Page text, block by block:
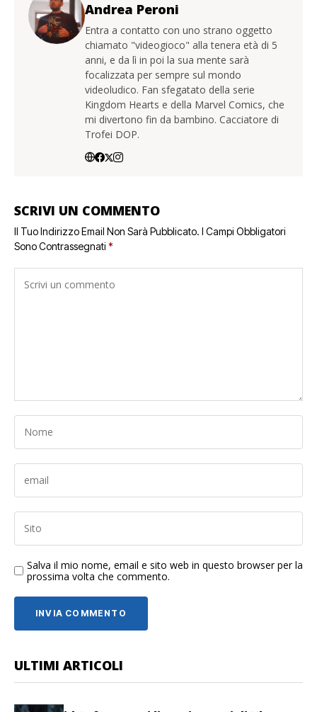
Andrea Peroni
Entra a contatto con uno strano oggetto
chiamato "videogioco" alla tenera età di 5
anni, e da lì in poi la sua mente sarà
focalizzata per sempre sul mondo
videoludico. Fan sfegatato della serie
Kingdom Hearts e della Marvel Comics, che
mi divertono fin da bambino. Cacciatore di
Trofei DOP.
SCRIVI UN COMMENTO
Il Tuo Indirizzo Email Non Sarà Pubblicato. I Campi Obbligatori
Sono Contrassegnati *
Salva il mio nome, email e sito web in questo browser per la
prossima volta che commento.
ULTIMI ARTICOLI